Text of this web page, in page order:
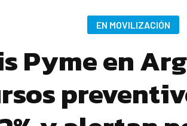
EN MOVILIZACIÓN
Pyme en